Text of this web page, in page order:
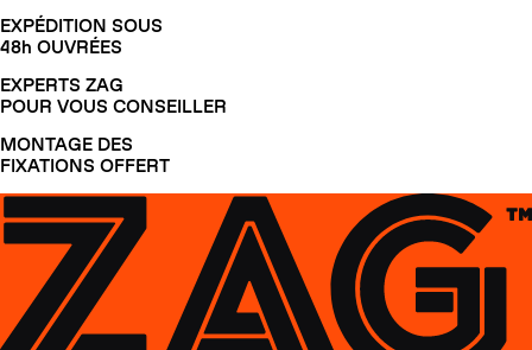
EXPÉDITION SOUS
48h OUVRÉES
EXPERTS ZAG
POUR VOUS CONSEILLER
MONTAGE DES
FIXATIONS OFFERT